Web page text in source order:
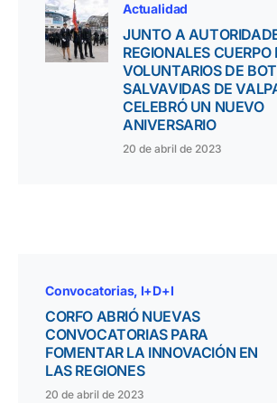
Actualidad
JUNTO A
REGIONALES CUERPO
VOLUNTARIOS DE
SALVAVIDAS DE
CELEBRÓ UN NUEVO
ANIVERSARIO
20 de abril de 2023
Convocatorias I+D+I
CORFO ABRIÓ NUEVAS
CONVOCATORIAS PARA
FOMENTAR LA INNOVACIÓN EN
LAS REGIONES
20 de abril de 2023